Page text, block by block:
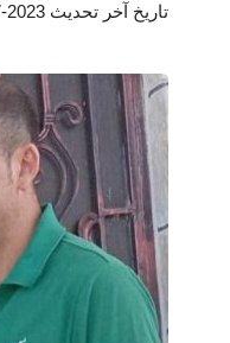
تاريخ آخر تحديث 2023-07-13 11:56 صباحًا